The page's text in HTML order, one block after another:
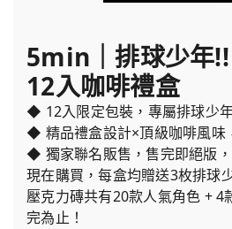
5min｜排球少年
12入咖啡禮盒
◆ 12入限定包裝，專屬排球少
◆ 精品禮盒設計×頂級咖啡風味
◆ 獨家聯名販售，售完即絕版
現在購買，每盒均贈送3枚排球
壓克力磚共有20款人氣角色 + 4
完為止！